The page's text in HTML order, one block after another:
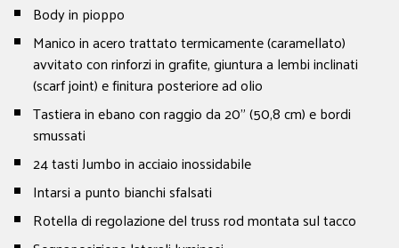
Body in pioppo
Manico in acero trattato termicamente (caramellato)
avvitato con rinforzi in grafite, giuntura a lembi inclinati
(scarf joint) e finitura posteriore ad olio
Tastiera in ebano con raggio da 20" (50,8 cm) e bordi
smussati
24 tasti Jumbo in acciaio inossidabile
Intarsi a punto bianchi sfalsati
Rotella di regolazione del truss rod montata sul tacco